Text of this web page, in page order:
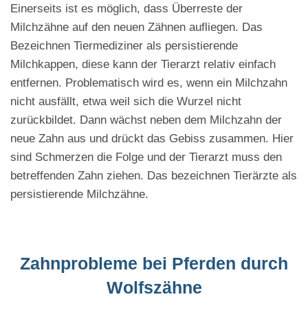
Einerseits ist es möglich, dass Überreste der
Milchzähne auf den neuen Zähnen aufliegen. Das
Bezeichnen Tiermediziner als persistierende
Milchkappen, diese kann der Tierarzt relativ einfach
entfernen. Problematisch wird es, wenn ein Milchzahn
nicht ausfällt, etwa weil sich die Wurzel nicht
zurückbildet. Dann wächst neben dem Milchzahn der
neue Zahn aus und drückt das Gebiss zusammen. Hier
sind Schmerzen die Folge und der Tierarzt muss den
betreffenden Zahn ziehen. Das bezeichnen Tierärzte als
persistierende Milchzähne.
Zahnprobleme bei Pferden durch
Wolfszähne